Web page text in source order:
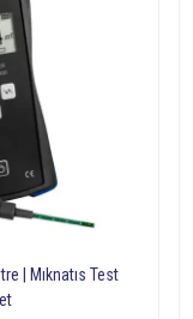
| Mıknatıs Test